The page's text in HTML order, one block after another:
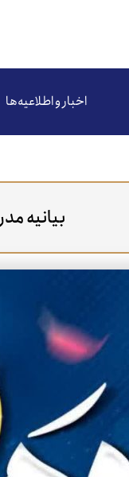
اخبار و اطلاعیه‌ها
بیانیه